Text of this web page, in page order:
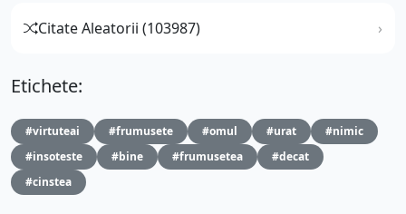
Citate Aleatorii (103987)
Etichete:
#virtuteai #frumusete #omul #urat
#nimic
#insoteste
#bine #frumusetea
#decat
#cinstea